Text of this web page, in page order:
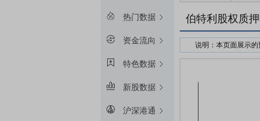
热门数据
资金流向
特色数据
新股数据
沪深港通
伯特利股权质
说明：本页面展示
接受股权质押的金
预警线算法：冻结